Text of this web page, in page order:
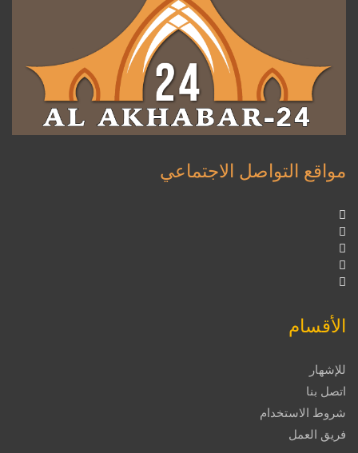
مواقع التواصل الاجتماعي
الأقسام
للإشهار
اتصل بنا
شروط الاستخدام
فريق العمل